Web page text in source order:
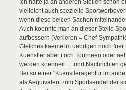
Ich hatte ja an anderen Stellen schon
vielleicht auch spezielle
wenn diese beiden Sachen
Auch koennte man an dieser Stelle
aufbessern (Verlieren = Chef-
Gleiches kaeme im uebrigen noch
Kuenstler aber noch Tourneen oder
werden koennen .... und Nachrichten
Bei so einer "Kuenstleragentur im
als Aequivalent zum Sportsender der